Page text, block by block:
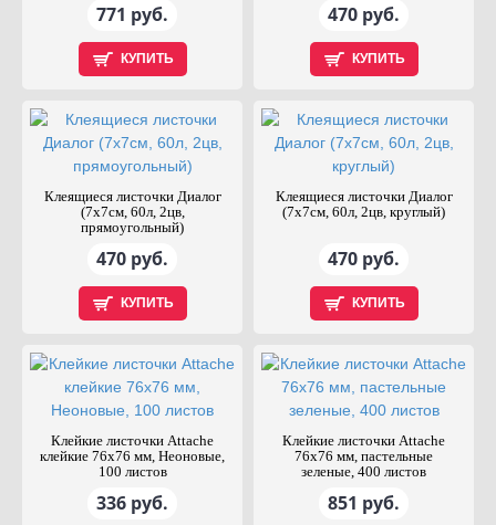
771 руб.
КУПИТЬ
470 руб.
КУПИТЬ
Клеящиеся листочки Диалог
(7х7см, 60л, 2цв,
прямоугольный)
470 руб.
КУПИТЬ
Клеящиеся листочки Диалог
(7х7см, 60л, 2цв, круглый)
470 руб.
КУПИТЬ
Клейкие листочки Attache
клейкие 76x76 мм, Неоновые,
100 листов
336 руб.
Клейкие листочки Attache
76х76 мм, пастельные
зеленые, 400 листов
851 руб.